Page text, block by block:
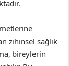
zihinsel sağlık
bireylerin